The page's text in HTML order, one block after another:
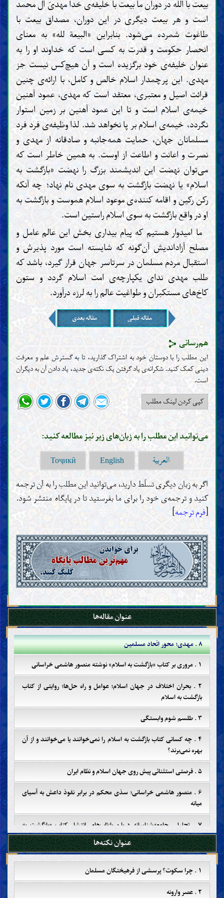
بیعت با الله در دوران ما بیعت با خلیفه‌ی خدا مهدیّ آل محمد
است و هر بیعت دیگری در این دوران، مصداق بیعت با
طاغوت شمرده می‌شود. بنابراین «البیعة لله» به معنای
انحصار حکومت و قدرت به کسی است که خداوند او را به
عنوان خلیفه‌ی خود برگزیده است و آن هیچ‌کس نیست جز
مهدی. این پرچمدار اسلام خالص و کامل، با ارائه‌ی چنین
قرائت اصیل و معتبری، معتقد است که مهدی، عمود آهنین
خیمه‌ی اسلام است و تا این عمود آهنین بر زمین استوار
نگردد، خیمه‌ی اسلام بر پا نخواهد شد. لذا وظیفه‌ی فرد فرد
مسلمانان جهان، حمایت همه‌جانبه و صادقانه از مهدی و
نصرت و اعانت و اطاعت از اوست. به همین خاطر است که
می‌توان نهضت این اندیشمند بزرگ را نهضت «بازگشت به
اسلام» یا نهضت بازگشت به سوی مهدی نام نهاد؛ چه آنکه
رکن رکین و اقامه کننده‌ی موعود اسلام هموست و بازگشت به
او در واقع بازگشت به سوی اسلام راستین است.
ما امیدوار هستیم که پیام بیداری بخش این عالم عامل و
مصلح آزاداندیش آن‌گونه که شایسته است مورد پذیرش و
استقبال مردم مسلمان در سرتاسر جهان قرار گیرد، باشد که
طلب مهدی ندای یکپارچه‌ی امت اسلام گردد و ستون
کاخ‌های مستکبران و طواغیت عالم را به لرزه درآورد.
مقاله قبلی مقاله بعدی
هم‌رسانی
این مطلب را با دوستان خود به اشتراک گذارید، تا به گسترش علم و معرفت
دینی کمک کنید. شکرانه‌ی یاد گرفتن یک نکته‌ی جدید، یاد دادن آن به دیگران
است‌.
کپی کردن لینک مطلب
می‌توانید این مطلب را به زبان‌های زیر نیز مطالعه کنید:
العربية English
Тоҷикӣ
اگر به زبان دیگری تسلّط دارید، می‌توانید این مطلب را به آن ترجمه
کنید و ترجمه‌ی خود را برای ما بفرستید تا در پایگاه منتشر شود.
[فرم ترجمه]
عنوان مقاله‌ها
۸ . مهدی؛ محور اتّحاد مسلمین
۱ . مروری بر کتاب «بازگشت به اسلام» نوشته منصور هاشمی خراسانی
۲ . بحران اختلاف در جهان اسلام؛ عوامل و راه حل‌ها؛ روایتی از کتاب
بازگشت به اسلام
۳ . طلسم شوم وابستگی
۴ . چه کسانی کتاب بازگشت به اسلام را نمی‌خوانند یا می‌خوانند و از آن
بهره نمی‌برند؟
۵ . فرصتی استثنائی پیش روی جهان اسلام و نظام ایران
۶ . منصور هاشمی خراسانی؛ سدّی محکم در برابر نفوذ داعش به آسیای
میانه
۷ . تحلیلی جامعه‌شناسانه درباره بازتاب‌های انتشار کتاب «بازگشت به
اسلام» در جامعه ایران
۹ . سیطره‌ی منافقان بر جهان اسلام
۱۰ . انحطاط اخلاقی در جامعه ایران
عنوان نکته‌ها
۱ . چرا سکوت؟ پرسشی از فرهیختگان مسلمان
۲ . عصر وارونه